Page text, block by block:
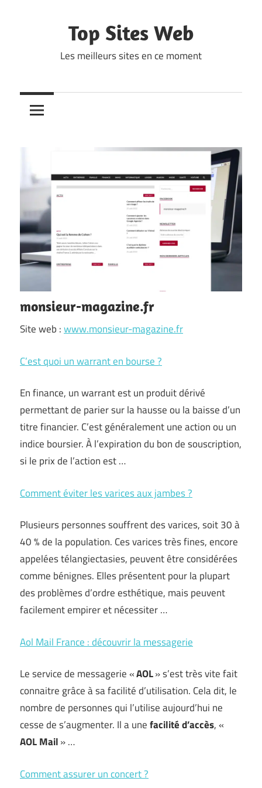
Top Sites Web
Les meilleurs sites en ce moment
monsieur-magazine.fr
Site web :www.monsieur-magazine.fr
C’est quoi un warrant en bourse ?
En finance, un warrant est un produit dérivé
permettant de parier sur la hausse ou la baisse d’un
titre financier. C’est généralement une action ou un
indice boursier. À l’expiration du bon de souscription,
si le prix de l’action est …
Comment éviter les varices aux jambes ?
Plusieurs personnes souffrent des varices, soit 30 à
40 % de la population. Ces varices très fines, encore
appelées télangiectasies, peuvent être considérées
comme bénignes. Elles présentent pour la plupart
des problèmes d’ordre esthétique, mais peuvent
facilement empirer et nécessiter …
Aol Mail France : découvrir la messagerie
Le service de messagerie «AOL» s’est très vite fait
connaitre grâce à sa facilité d’utilisation. Cela dit, le
nombre de personnes qui l’utilise aujourd’hui ne
cesse de s’augmenter. Il a unefacilitéd’accès, «
AOL Mail» …
Comment assurer un concert ?